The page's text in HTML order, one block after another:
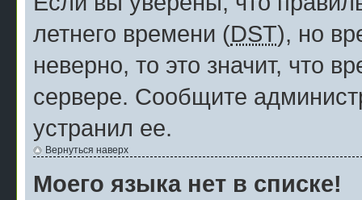
летнего времени (DST), но
неверно, то это значит, что
сервере. Сообщите
устранил ее.
Вернуться наверх
Моего языка нет в списке!